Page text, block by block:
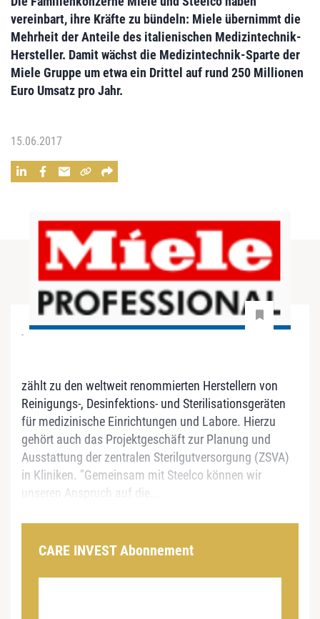
vereinbart, ihre Kräfte zu bündeln: Miele übernimmt die
Mehrheit der Anteile des italienischen Medizintechnik-
Hersteller. Damit wächst die Medizintechnik-Sparte der
Miele Gruppe um etwa ein Drittel aufrund 250 Millionen
Euro Umsatz pro Jahr.
15.06.2017
-
zählt zu den weltweit renommierten Herstellern von
Reinigungs-, Desinfektions- und Sterilisationsgeräten
für medizinische Einrichtungen und Labore. Hierzu
gehört auch das Projektgeschäft zur Planung und
Ausstattung der zentralen Sterilgutversorgung (ZSVA)
in Kliniken. "Gemeinsam mit Steelco können wir
unseren Anspruch auf die...
CARE INVEST Abonnement